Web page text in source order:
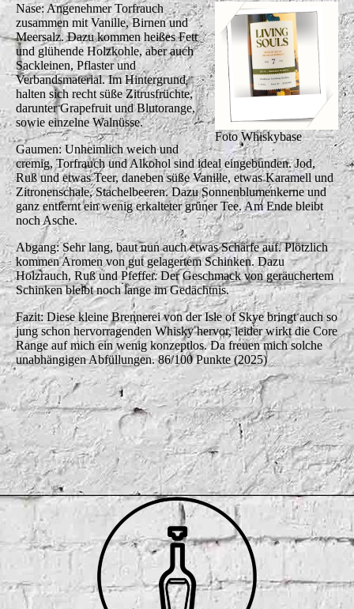
Foto Whiskybase
Nase: Angenehmer Torfrauch
zusammen mit Vanille, Birnen und
Meersalz. Dazu kommen heißes Fett
und glühende Holzkohle, aber auch
Sackleinen, Pflaster und
Verbandsmaterial. Im Hintergrund
halten sich recht süße Zitrusfrüchte,
darunter Grapefruit und Blutorange,
sowie einzelne Walnüsse.
Gaumen: Unheimlich weich und
cremig, Torfrauch und Alkohol sind ideal eingebunden. Jod,
Ruß und etwas Teer, daneben süße Vanille, etwas Karamell und
Zitronenschale, Stachelbeeren. Dazu Sonnenblumenkerne und
ganz entfernt ein wenig erkalteter grüner Tee. Am Ende bleibt
noch Asche.
Abgang: Sehr lang, baut nun auch etwas Schärfe auf. Plötzlich
kommen Aromen von gut gelagertem Schinken. Dazu
Holzrauch, Ruß und Pfeffer. Der Geschmack von geräuchertem
Schinken bleibt noch lange im Gedächtnis.
Fazit: Diese kleine Brennerei von der Isle of Skye bringt auch so
jung schon hervorragenden Whisky hervor, leider wirkt die Core
Range auf mich ein wenig konzeptlos. Da freuen mich solche
unabhängigen Abfüllungen. 86/100 Punkte (2025)